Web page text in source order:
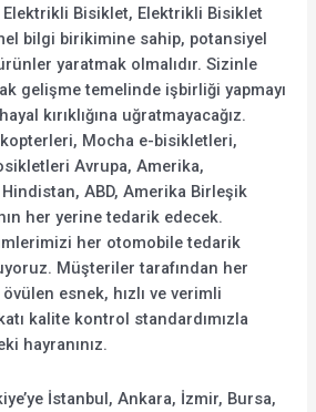
Bisiklet, Elektrikli Bisiklet
bilgi birikimine sahip, potansiyel
yaratmak olmalıdır. Sizinle
gelişme temelinde işbirliği yapmayı
kırıklığına uğratmayacağız.
Mocha e-bisikletleri,
Avrupa, Amerika,
ABD, Amerika Birleşik
her yerine tedarik edecek.
her otomobile tedarik
Müşteriler tarafından her
esnek, hızlı ve verimli
kalite kontrol standardımızla
hayranınız.
İstanbul, Ankara, İzmir, Bursa,